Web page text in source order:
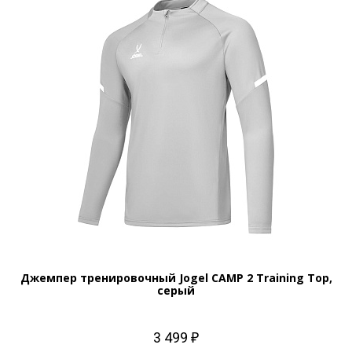
Джемпер тренировочный Jogel CAMP 2 Training Top,
серый
3 499 ₽